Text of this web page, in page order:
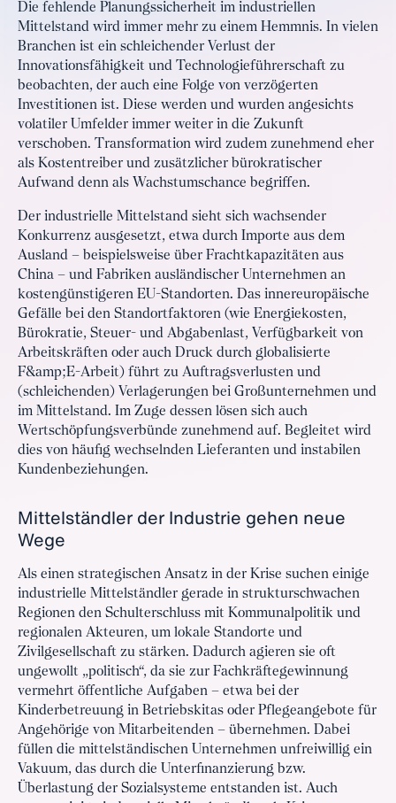
Die fehlende Planungssicherheit im industriellen
Mittelstand wird immer mehr zu einem Hemmnis. In vielen
Branchen ist ein schleichender Verlust der
Innovationsfähigkeit und Technologieführerschaft zu
beobachten, der auch eine Folge von verzögerten
Investitionen ist. Diese werden und wurden angesichts
volatiler Umfelder immer weiter in die Zukunft
verschoben. Transformation wird zudem zunehmend eher
als Kostentreiber und zusätzlicher bürokratischer
Aufwand denn als Wachstumschance begriffen.
Der industrielle Mittelstand sieht sich wachsender
Konkurrenz ausgesetzt, etwa durch Importe aus dem
Ausland – beispielsweise über Frachtkapazitäten aus
China – und Fabriken ausländischer Unternehmen an
kostengünstigeren EU-Standorten. Das innereuropäische
Gefälle bei den Standortfaktoren (wie Energiekosten,
Bürokratie, Steuer- und Abgabenlast, Verfügbarkeit von
Arbeitskräften oder auch Druck durch globalisierte
F&amp;E-Arbeit) führt zu Auftragsverlusten und
(schleichenden) Verlagerungen bei Großunternehmen und
im Mittelstand. Im Zuge dessen lösen sich auch
Wertschöpfungsverbünde zunehmend auf. Begleitet wird
dies von häufig wechselnden Lieferanten und instabilen
Kundenbeziehungen.
Mittelständler der Industrie gehen neue
Wege
Als einen strategischen Ansatz in der Krise suchen einige
industrielle Mittelständler gerade in strukturschwachen
Regionen den Schulterschluss mit Kommunalpolitik und
regionalen Akteuren, um lokale Standorte und
Zivilgesellschaft zu stärken. Dadurch agieren sie oft
ungewollt „politisch“, da sie zur Fachkräftegewinnung
vermehrt öffentliche Aufgaben – etwa bei der
Kinderbetreuung in Betriebskitas oder Pflegeangebote für
Angehörige von Mitarbeitenden – übernehmen. Dabei
füllen die mittelständischen Unternehmen unfreiwillig ein
Vakuum, das durch die Unterfinanzierung bzw.
Überlastung der Sozialsysteme entstanden ist. Auch